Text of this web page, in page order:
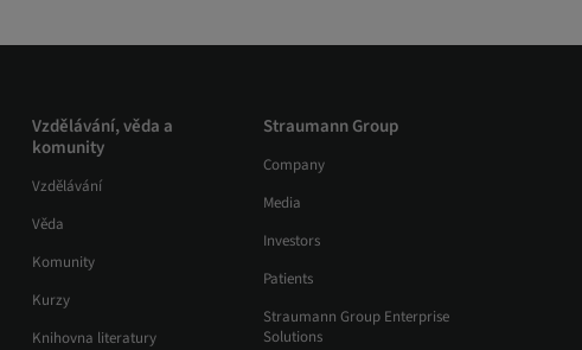
Vzdělávání, věda a
komunity
Vzdělávání
Věda
Komunity
Kurzy
Knihovna literatury
Straumann Group
Company
Media
Investors
Patients
Straumann Group Enterprise
Solutions